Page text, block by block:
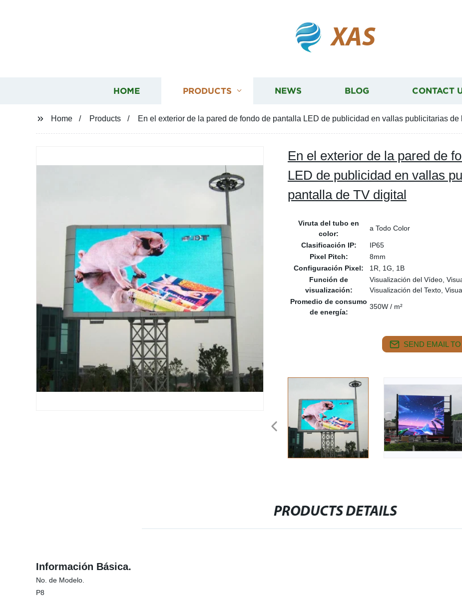
XAS
HOME PRODUCTS NEWS BLOG CONTACT
Home Products En el exterior de la pared de fondo de pantalla LED de publicidad en vallas publicitarias de
En el exterior de la pared de
LED de publicidad en vallas
pantalla de TV digital
Viruta del tubo en
color:
a Todo Color
Clasificación IP:
IP65
Pixel Pitch:
8mm
Configuración Pixel:
1R, 1G, 1B
Función de
visualización:
Visualización del Vídeo,
Visualización del Texto,
Promedio de consumo
de energía:
350W / m²
SEND EMAIL
PRODUCTS DETAILS
Información Básica.
No. de Modelo.
P8